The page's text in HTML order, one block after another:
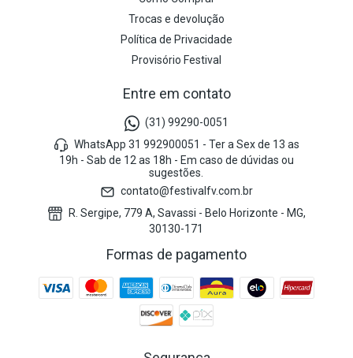
Trocas e devolução
Política de Privacidade
Provisório Festival
Entre em contato
(31) 99290-0051
WhatsApp 31 992900051 - Ter a Sex de 13 as
19h - Sab de 12 as 18h - Em caso de dúvidas ou
sugestões.
contato@festivalfv.com.br
R. Sergipe, 779 A, Savassi - Belo Horizonte - MG,
30130-171
Formas de pagamento